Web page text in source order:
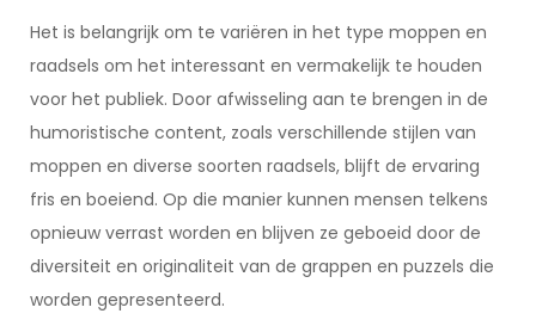
Het is belangrijk om te variëren in het type moppen en
raadsels om het interessant en vermakelijk te houden
voor het publiek. Door afwisseling aan te brengen in de
humoristische content, zoals verschillende stijlen van
moppen en diverse soorten raadsels, blijft de ervaring
fris en boeiend. Op die manier kunnen mensen telkens
opnieuw verrast worden en blijven ze geboeid door de
diversiteit en originaliteit van de grappen en puzzels die
worden gepresenteerd.